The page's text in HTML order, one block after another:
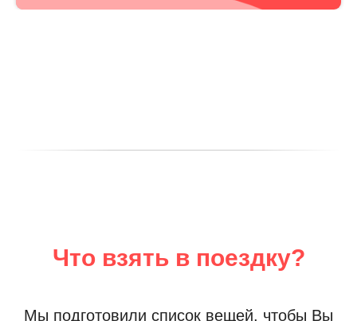
Что взять в поездку?
Мы подготовили список вещей, чтобы Вы